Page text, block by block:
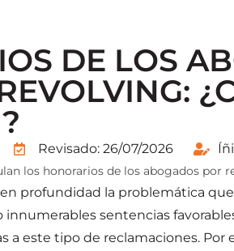
DE LOS
Revisado: 26/07/2026
profundidad la problemática
sentencias
a este tipo de reclamaciones.